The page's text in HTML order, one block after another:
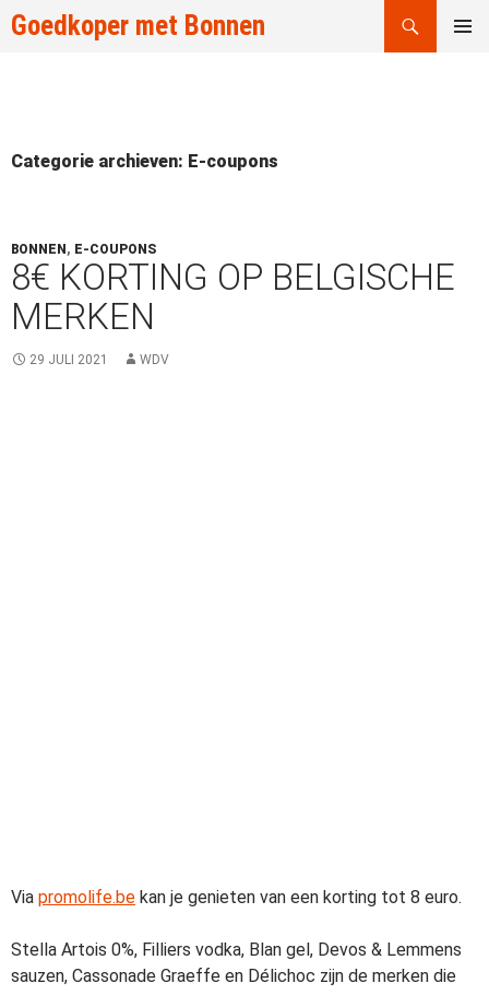
Goedkoper met Bonnen
Zoeken
Categorie archieven: E-coupons
BONNEN , E-COUPONS
8€ KORTING OP BELGISCHE
MERKEN
29 JULI 2021 WDV
Via promolife.be kan je genieten van een korting tot 8 euro.
Stella Artois 0%, Filliers vodka, Blan gel, Devos & Lemmens
sauzen, Cassonade Graeffe en Délichoc zijn de merken die